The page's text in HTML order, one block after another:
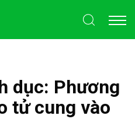
dục: Phương
tử cung vào